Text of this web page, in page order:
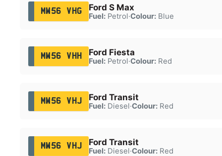
MW56 VHG Ford S Max
Fuel:Petrol·Colour:Blue
MW56 VHH Ford Fiesta
Fuel:Petrol·Colour:Red
MW56 VHJ Ford Transit
Fuel:Diesel·Colour:Red
MW56 VHJ Ford Transit
Fuel:Diesel·Colour:Red